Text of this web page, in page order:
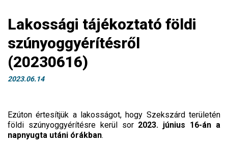
Lakossági tájékoztató földi
szúnyoggyérítésről
(20230616)
2023.06.14
Ezúton értesítjük a lakosságot, hogy Szekszárd területén
földi szúnyoggyérítésre kerül sor 2023. június 16-án a
napnyugta utáni órákban.